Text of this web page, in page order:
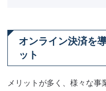
オンライン決済を
ット
メリットが多く、様々な事